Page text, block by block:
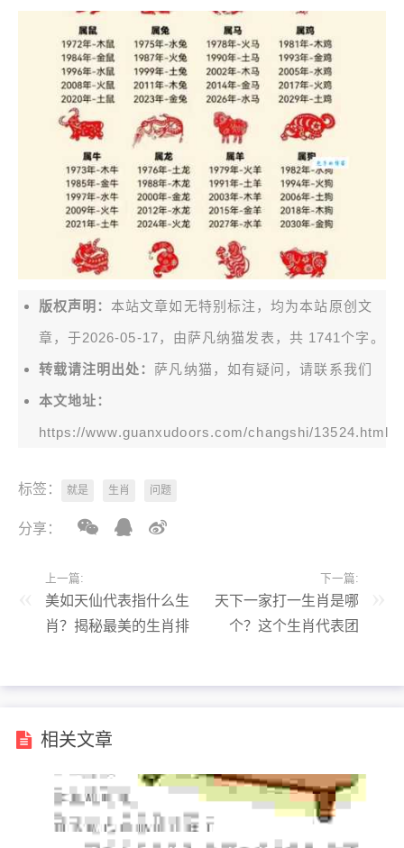
版权声明： 本站文章如无特别标注，均为本站原创文
章，于2026-05-17，由萨凡纳猫 发表，共 1741个字。
转载请注明出处： 萨凡纳猫，如有疑问，请联系我们
本文地址：
https://www.guanxudoors.com/changshi/13524.html
标签： 就是 生肖 问题
分享：
上一篇:
美如天仙代表指什么生
肖？揭秘最美的生肖排
下一篇:
天下一家打一生肖是哪
个？这个生肖代表团
相关文章